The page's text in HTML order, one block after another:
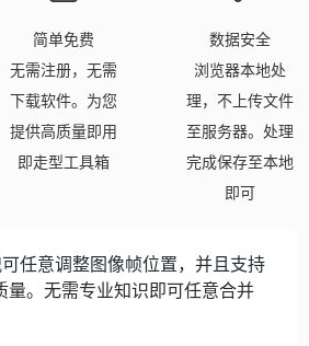
简单免费
无需注册，无需
下载软件。为您
提供高质量即用
即走型工具箱
数据安全
浏览器本地处
理，不上传文件
至服务器。处理
完成保存至本地
即可
任意调整图像帧位置，并且支持
量。无需专业知识即可任意合并